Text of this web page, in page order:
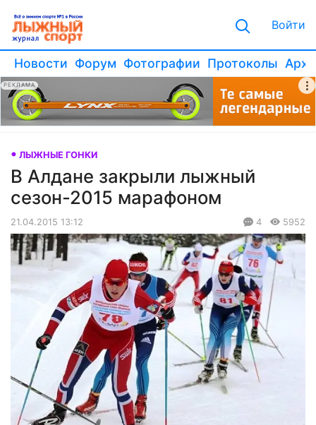
Войти
Новости Форум Фотографии Протоколы
РЕКЛАМА
ЛЫЖНЫЕ ГОНКИ
В Алдане закрыли лыжный
сезон-2015 марафоном
21.04.2015 13:12 4 5952